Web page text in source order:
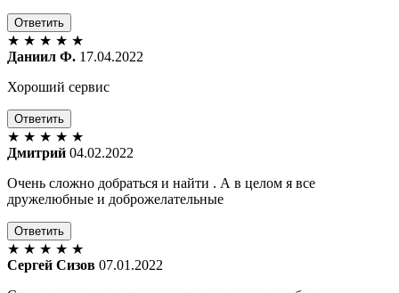
Ответить
★ ★ ★ ★ ★
Даниил Ф. 17.04.2022
Хороший сервис
Ответить
★ ★ ★ ★ ★
Дмитрий 04.02.2022
Очень сложно добраться и найти . А в целом я все
дружелюбные и доброжелательные
Ответить
★ ★ ★ ★ ★
Сергей Сизов 07.01.2022